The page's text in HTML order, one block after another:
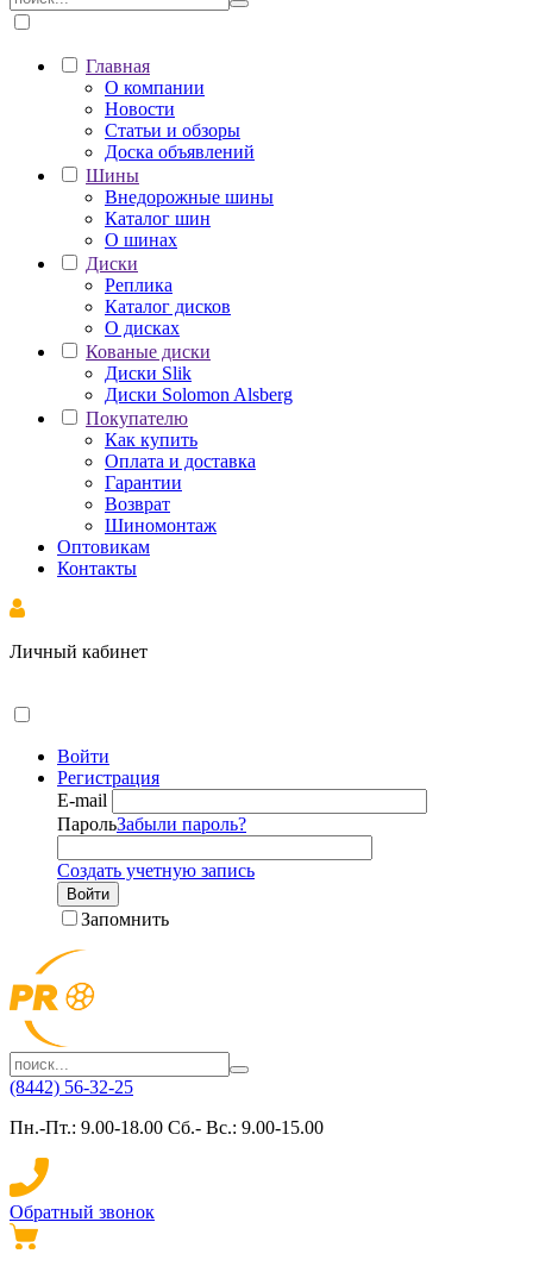
Главная
О компании
Новости
Статьи и обзоры
Доска объявлений
Шины
Внедорожные шины
Каталог шин
О шинах
Диски
Реплика
Каталог дисков
О дисках
Кованые диски
Диски Slik
Диски Solomon Alsberg
Покупателю
Как купить
Оплата и доставка
Гарантии
Возврат
Шиномонтаж
Оптовикам
Контакты
Личный кабинет
Войти
Регистрация
E-mail
ПарольЗабыли пароль?
Создать учетную запись
Войти
Запомнить
(8442) 56-32-25
Пн.-Пт.: 9.00-18.00 Сб.- Вс.: 9.00-15.00
Обратный звонок